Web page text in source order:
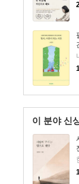
이 분야 신